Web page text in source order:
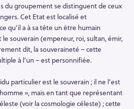
du groupement se distinguent de ceux
Cet Etat est localisé et
qu’il a à sa tête un être humain
souverain (empereur, roi, sultan, émir,
dit, la souveraineté – cette
à l’un – est personnifiée.
particulier est le souverain ; il ne l’est
», mais en tant que représentant
(voir la cosmologie céleste) ; cette